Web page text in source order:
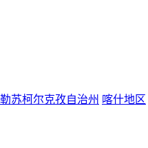
苏柯尔克孜自治州 喀什地区